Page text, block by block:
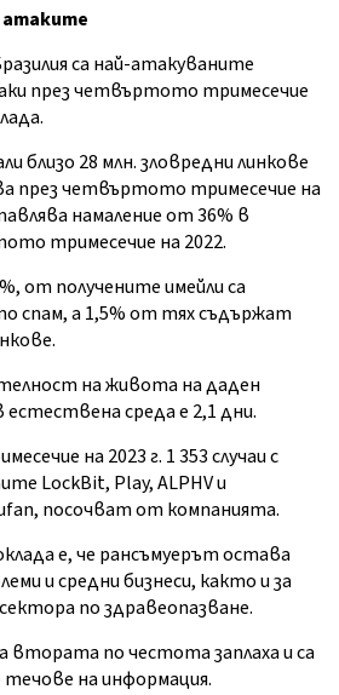
атаките
са най-атакуваните
през четвъртото тримесечие
близо 28 млн. зловредни линкове
през четвъртото тримесечие на
намаление от 36% в
тримесечие на 2022.
от получените имейли са
спам, а 1,5% от тях съдържат
на живота на даден
среда е 2,1 дни.
на 2023 г. 1 353 случаи с
LockBit, Play, ALPHV и
посочват от компанията.
е, че рансъмуерът остава
и средни бизнеси, както и за
по здравеопазване.
втората по честота заплаха и са
на информация.